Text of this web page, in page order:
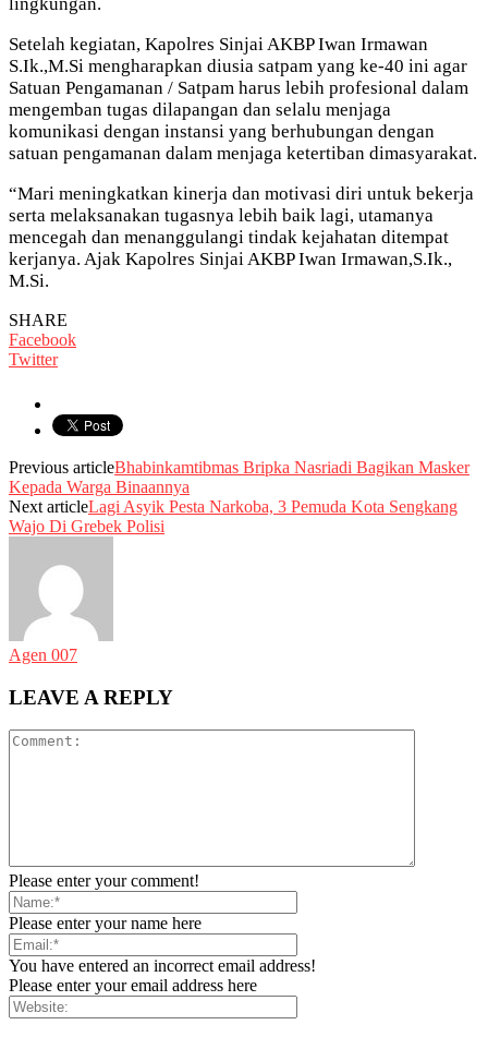
Setelah kegiatan, Kapolres Sinjai AKBP Iwan Irmawan
S.Ik.,M.Si mengharapkan diusia satpam yang ke-40 ini agar
Satuan Pengamanan / Satpam harus lebih profesional dalam
mengemban tugas dilapangan dan selalu menjaga
komunikasi dengan instansi yang berhubungan dengan
satuan pengamanan dalam menjaga ketertiban dimasyarakat.
“Mari meningkatkan kinerja dan motivasi diri untuk bekerja
serta melaksanakan tugasnya lebih baik lagi, utamanya
mencegah dan menanggulangi tindak kejahatan ditempat
kerjanya. Ajak Kapolres Sinjai AKBP Iwan Irmawan,S.Ik.,
M.Si.
SHARE
Facebook
Twitter
Previous articleBhabinkamtibmas Bripka Nasriadi Bagikan Masker
Kepada Warga Binaannya
Next articleLagi Asyik Pesta Narkoba, 3 Pemuda Kota Sengkang
Wajo Di Grebek Polisi
Agen 007
LEAVE A REPLY
Please enter your comment!
Please enter your name here
You have entered an incorrect email address!
Please enter your email address here